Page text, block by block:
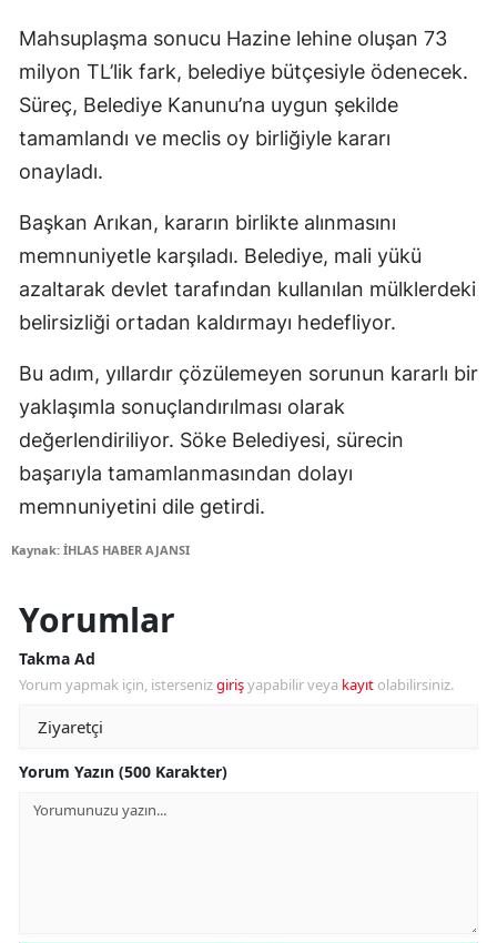
Mahsuplaşma sonucu Hazine lehine oluşan 73
milyon TL’lik fark, belediye bütçesiyle ödenecek.
Süreç, Belediye Kanunu’na uygun şekilde
tamamlandı ve meclis oy birliğiyle kararı
onayladı.
Başkan Arıkan, kararın birlikte alınmasını
memnuniyetle karşıladı. Belediye, mali yükü
azaltarak devlet tarafından kullanılan mülklerdeki
belirsizliği ortadan kaldırmayı hedefliyor.
Bu adım, yıllardır çözülemeyen sorunun kararlı bir
yaklaşımla sonuçlandırılması olarak
değerlendiriliyor. Söke Belediyesi, sürecin
başarıyla tamamlanmasından dolayı
memnuniyetini dile getirdi.
Kaynak: İHLAS HABER AJANSI
Yorumlar
Takma Ad
Yorum yapmak için, istersenizgirişyapabilir veya kayıt olabilirsiniz.
Yorum Yazın (500 Karakter)